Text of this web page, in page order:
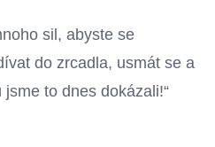
sil, abyste se
do zrcadla, usmát se a
to dnes dokázali!“